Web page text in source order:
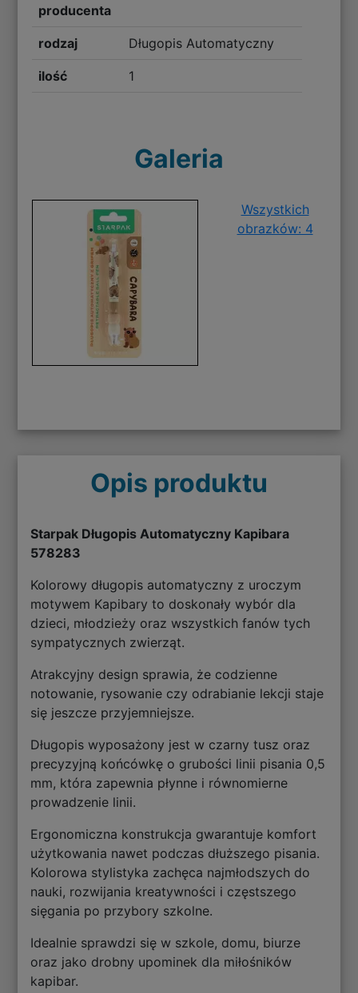
producenta
rodzaj Długopis Automatyczny
ilość 1
Galeria
Wszystkich
obrazków: 4
Opis produktu
Starpak Długopis Automatyczny Kapibara
578283
Kolorowy długopis automatyczny z uroczym
motywem Kapibary to doskonały wybór dla
dzieci, młodzieży oraz wszystkich fanów tych
sympatycznych zwierząt.
Atrakcyjny design sprawia, że codzienne
notowanie, rysowanie czy odrabianie lekcji staje
się jeszcze przyjemniejsze.
Długopis wyposażony jest w czarny tusz oraz
precyzyjną końcówkę o grubości linii pisania 0,5
mm, która zapewnia płynne i równomierne
prowadzenie linii.
Ergonomiczna konstrukcja gwarantuje komfort
użytkowania nawet podczas dłuższego pisania.
Kolorowa stylistyka zachęca najmłodszych do
nauki, rozwijania kreatywności i częstszego
sięgania po przybory szkolne.
Idealnie sprawdzi się w szkole, domu, biurze
oraz jako drobny upominek dla miłośników
kapibar.